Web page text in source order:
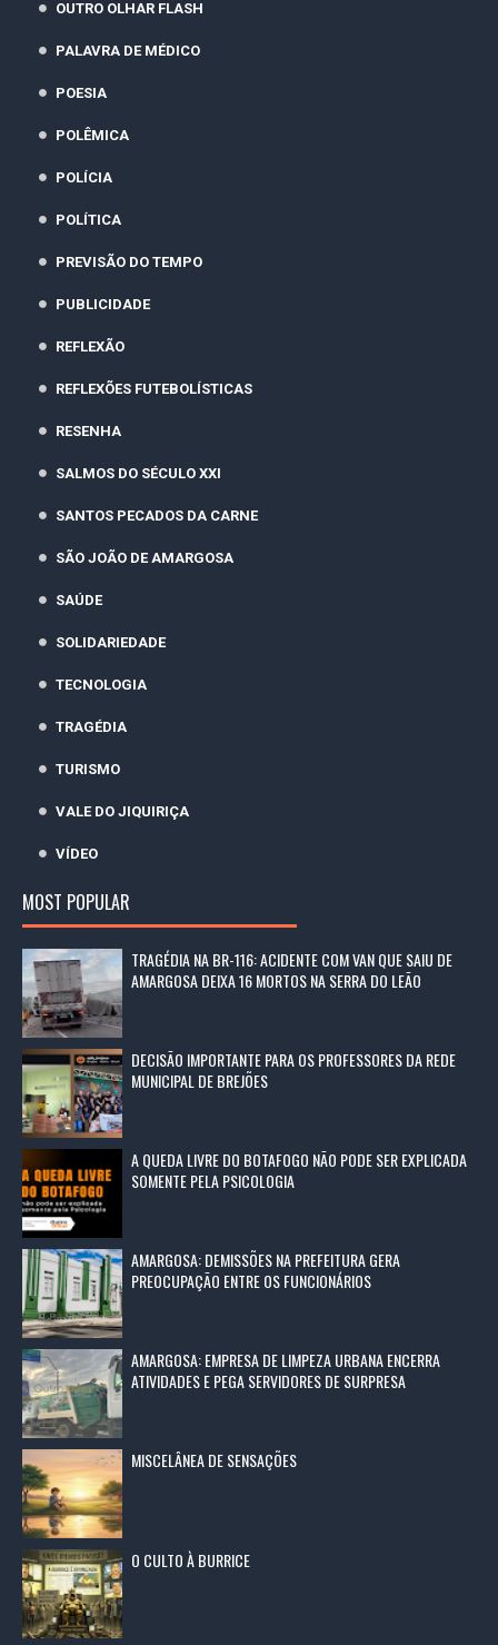
OUTRO OLHAR FLASH
PALAVRA DE MÉDICO
POESIA
POLÊMICA
POLÍCIA
POLÍTICA
PREVISÃO DO TEMPO
PUBLICIDADE
REFLEXÃO
REFLEXÕES FUTEBOLÍSTICAS
RESENHA
SALMOS DO SÉCULO XXI
SANTOS PECADOS DA CARNE
SÃO JOÃO DE AMARGOSA
SAÚDE
SOLIDARIEDADE
TECNOLOGIA
TRAGÉDIA
TURISMO
VALE DO JIQUIRIÇA
VÍDEO
MOST POPULAR
TRAGÉDIA NA BR-116: ACIDENTE COM VAN QUE SAIU DE
AMARGOSA DEIXA 16 MORTOS NA SERRA DO LEÃO
DECISÃO IMPORTANTE PARA OS PROFESSORES DA REDE
MUNICIPAL DE BREJÕES
A QUEDA LIVRE DO BOTAFOGO NÃO PODE SER EXPLICADA
SOMENTE PELA PSICOLOGIA
AMARGOSA: DEMISSÕES NA PREFEITURA GERA
PREOCUPAÇÃO ENTRE OS FUNCIONÁRIOS
AMARGOSA: EMPRESA DE LIMPEZA URBANA ENCERRA
ATIVIDADES E PEGA SERVIDORES DE SURPRESA
MISCELÂNEA DE SENSAÇÕES
O CULTO À BURRICE